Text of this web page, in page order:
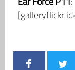
[galleryflickr